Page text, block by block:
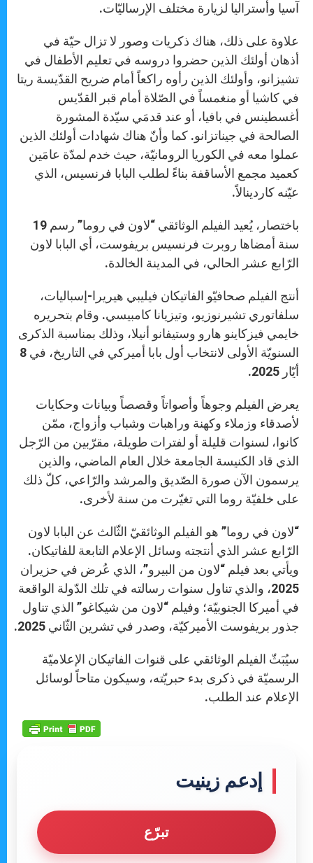
آسيا وأستراليا لزيارة مختلف الإرساليّات.
علاوة على ذلك، هناك ذكريات وصور لا تزال حيّة في
أذهان أولئك الذين حضروا دروسه في تعليم الأطفال في
تشيزانو، وأولئك الذين رأوه راكعاً أمام ضريح القدّيسة ريتا
في كاشيا أو منغمساً في الصّلاة أمام قبر القدّيس
أغسطينس في بافيا، أو عند قدمَي سيّدة المشورة
الصالحة في جيناتزانو. كما وأنّ هناك شهادات أولئك الذين
عملوا معه في الكوريا الرومانيّة، حيث خدم لمدّة عامَين
كعميد مجمع الأساقفة بناءً لطلب البابا فرنسيس، الذي
عيّنه كاردينالاً.
باختصار، يُعيد الفيلم الوثائقي “لاون في روما” رسم 19
سنة أمضاها روبرت فرنسيس بريفوست، أي البابا لاون
الرّابع عشر الحالي، في المدينة الخالدة.
أنتج الفيلم صحافيّو الفاتيكان فيليبي هيريرا-إسباليات،
سلفاتوري تشيرنوزيو، وتيزيانا كامبيسي. وقام بتحريره
خايمي فيزكاينو هارو وستيفانو أنيلا، وذلك بمناسبة الذكرى
السنويّة الأولى لانتخاب أول بابا أميركي في التاريخ، في 8
أيّار 2025.
يعرض الفيلم وجوهاً وأصواتاً وقصصاً وبيانات وحكايات
لأصدقاء وزملاء وكهنة وراهبات وشباب وأزواج، ممّن
كانوا، لسنوات قليلة أو لفترات طويلة، مقرّبين من الرّجل
الذي قاد الكنيسة الجامعة خلال العام الماضي، والذين
يرسمون الآن صورة الصّديق والمرشد والرّاعي، كلّ ذلك
على خلفيّة روما التي تغيّرت من سنة لأخرى.
“لاون في روما” هو الفيلم الوثائقيّ الثّالث عن البابا لاون
الرّابع عشر الذي أنتجته وسائل الإعلام التابعة للفاتيكان.
ويأتي بعد فيلم “لاون من البيرو”، الذي عُرض في حزيران
2025، والذي تناول سنوات رسالته في تلك الدّولة الواقعة
في أميركا الجنوبيّة؛ وفيلم “لاون من شيكاغو” الذي تناول
جذور بريفوست الأميركيّة، وصدر في تشرين الثّاني 2025.
سيُبَثّ الفيلم الوثائقي على قنوات الفاتيكان الإعلاميّة
الرسميّة في ذكرى بدء حبريّته، وسيكون متاحاً لوسائل
الإعلام عند الطلب.
إدعم زينيت
تبرّع